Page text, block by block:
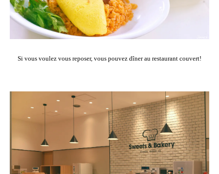
Si vous voulez vous reposer, vous pouvez dîner au restaurant couvert!